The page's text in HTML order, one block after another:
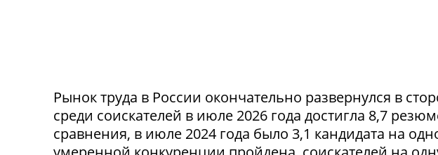
Рынок труда в России окончательно развернулся в
среди соискателей в июле 2026 года достигла 8,7
сравнения, в июле 2024 года было 3,1 кандидата на